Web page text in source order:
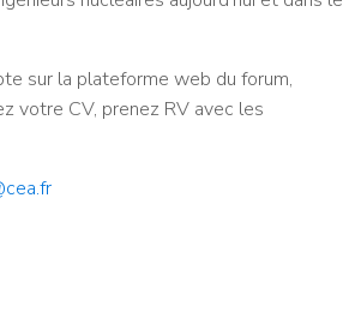
sur la plateforme web du forum,
votre CV, prenez RV avec les